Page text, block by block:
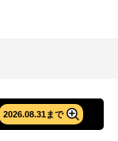
2026.08.31まで